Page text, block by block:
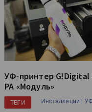
УФ-принтер G!Digital
РА «Модуль»
ТЕГИ Инсталляции |